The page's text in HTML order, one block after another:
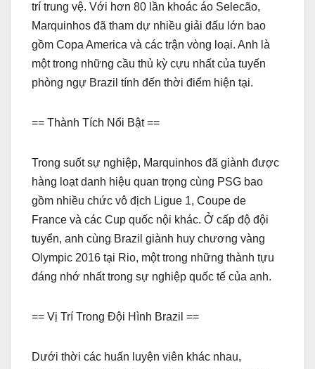
trí trung vệ. Với hơn 80 lần khoác áo Selecão,
Marquinhos đã tham dự nhiều giải đấu lớn bao
gồm Copa America và các trận vòng loại. Anh là
một trong những cầu thủ kỳ cựu nhất của tuyến
phòng ngự Brazil tính đến thời điểm hiện tại.
== Thành Tích Nổi Bật ==
Trong suốt sự nghiệp, Marquinhos đã giành được
hàng loạt danh hiệu quan trọng cùng PSG bao
gồm nhiều chức vô địch Ligue 1, Coupe de
France và các Cup quốc nội khác. Ở cấp độ đội
tuyển, anh cùng Brazil giành huy chương vàng
Olympic 2016 tại Rio, một trong những thành tựu
đáng nhớ nhất trong sự nghiệp quốc tế của anh.
== Vị Trí Trong Đội Hình Brazil ==
Dưới thời các huấn luyện viên khác nhau,